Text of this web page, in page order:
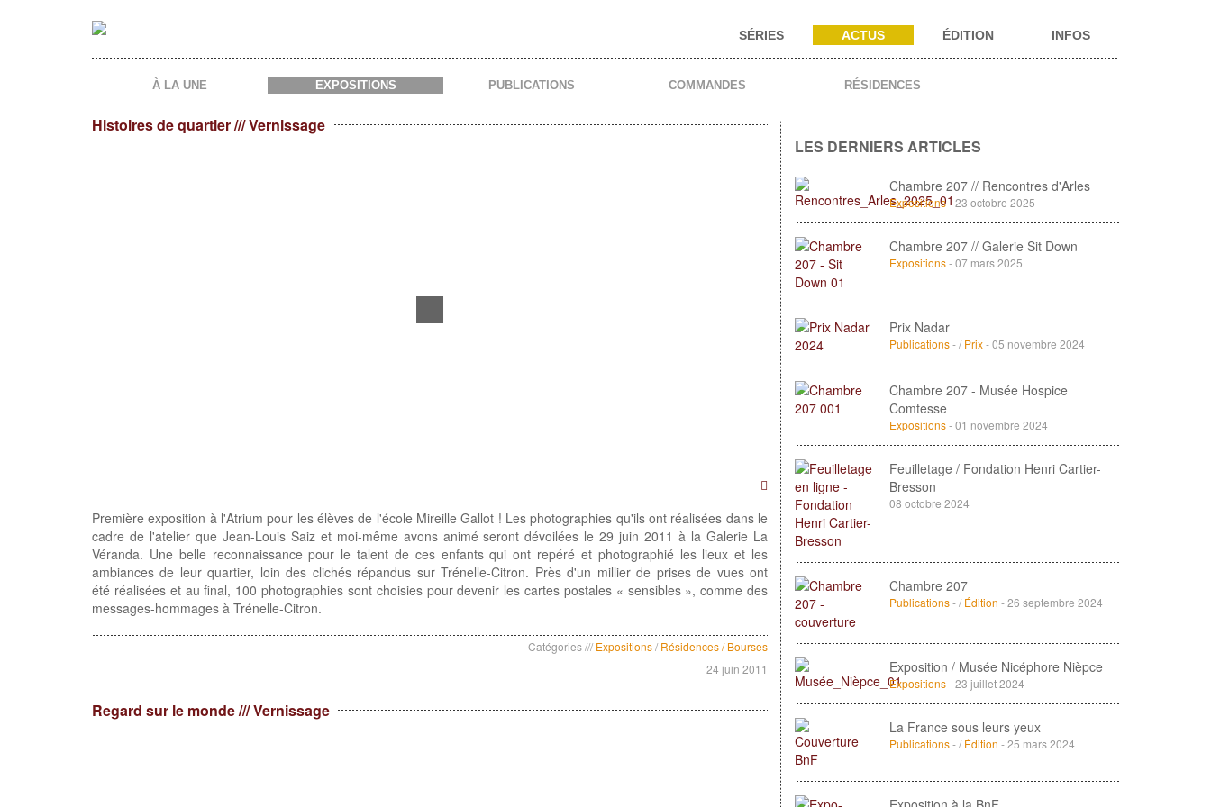
SÉRIES ACTUS ÉDITION INFOS
À LA UNE EXPOSITIONS PUBLICATIONS COMMANDES RÉSIDENCES
Histoires de quartier /// Vernissage
Première exposition à l'Atrium pour les élèves de l'école Mireille Gallot ! Les photographies qu'ils ont réalisées dans le
cadre de l'atelier que Jean-Louis Saiz et moi-même avons animé seront dévoilées le 29 juin 2011 à la Galerie La
Véranda. Une belle reconnaissance pour le talent de ces enfants qui ont repéré et photographié les lieux et les
ambiances de leur quartier, loin des clichés répandus sur Trénelle-Citron. Près d'un millier de prises de vues ont
été réalisées et au final, 100 photographies sont choisies pour devenir les cartes postales « sensibles », comme des
messages-hommages à Trénelle-Citron.
Catégories ///Expositions/Résidences / Bourses
24 juin 2011
Regard sur le monde /// Vernissage
LES DERNIERS ARTICLES
Chambre 207 // Rencontres d'Arles
Expositions- 23 octobre 2025
Chambre 207 // Galerie Sit Down
Expositions- 07 mars 2025
Prix Nadar
Publications- /Prix- 05 novembre 2024
Chambre 207 - Musée Hospice
Comtesse
Expositions- 01 novembre 2024
Feuilletage / Fondation Henri Cartier-
Bresson
08 octobre 2024
Chambre 207
Publications- /Édition - 26 septembre 2024
Exposition / Musée Nicéphore Nièpce
Expositions- 23 juillet 2024
La France sous leurs yeux
Publications- /Édition - 25 mars 2024